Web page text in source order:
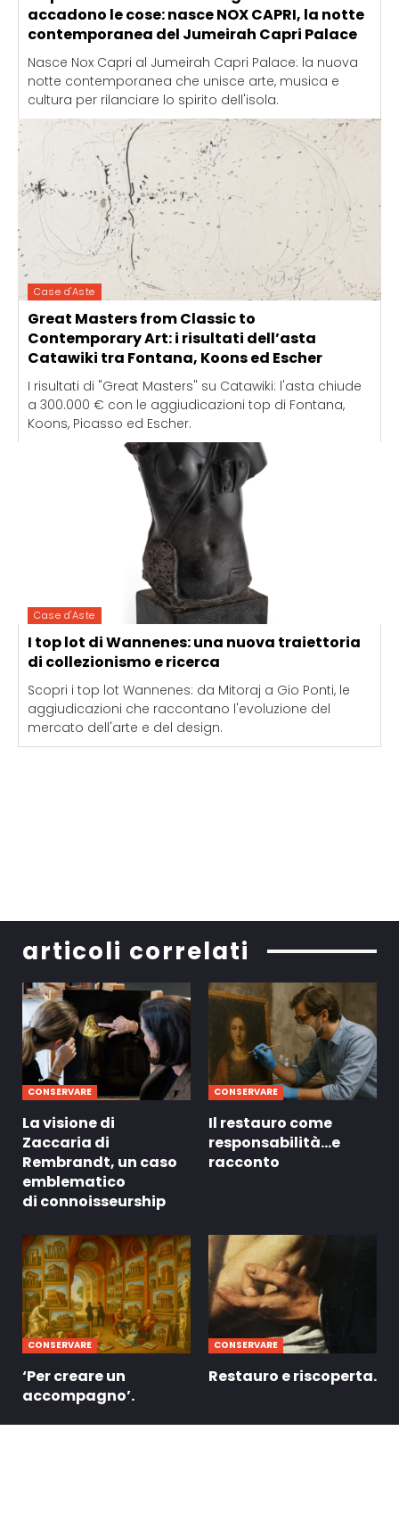
accadono le cose: nasce NOX CAPRI, la notte
contemporanea del Jumeirah Capri Palace
Nasce Nox Capri al Jumeirah Capri Palace: la nuova
notte contemporanea che unisce arte, musica e
cultura per rilanciare lo spirito dell'isola.
Case d'Aste
Great Masters from Classic to
Contemporary Art: i risultati dell’asta
Catawiki tra Fontana, Koons ed Escher
I risultati di "Great Masters" su Catawiki: l'asta chiude
a 300.000 € con le aggiudicazioni top di Fontana,
Koons, Picasso ed Escher.
Case d'Aste
I top lot di Wannenes: una nuova traiettoria
di collezionismo e ricerca
Scopri i top lot Wannenes: da Mitoraj a Gio Ponti, le
aggiudicazioni che raccontano l'evoluzione del
mercato dell'arte e del design.
articoli correlati
CONSERVARE
La visione di
Zaccaria di
Rembrandt, un caso
emblematico
di connoisseurship
CONSERVARE
Il restauro come
responsabilità…e
racconto
CONSERVARE
‘Per creare un
accompagno’.
CONSERVARE
Restauro e riscoperta.